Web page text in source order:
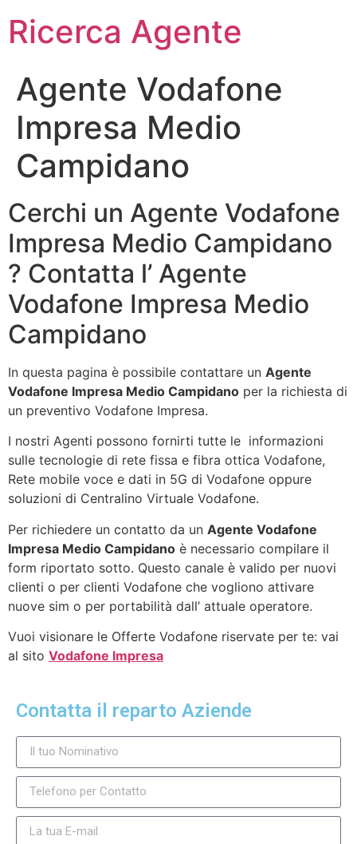
Ricerca Agente
Agente Vodafone
Impresa Medio
Campidano
Cerchi un Agente Vodafone
Impresa Medio Campidano
? Contatta l’ Agente
Vodafone Impresa Medio
Campidano
In questa pagina è possibile contattare un Agente
Vodafone Impresa Medio Campidano per la richiesta di
un preventivo Vodafone Impresa.
I nostri Agenti possono fornirti tutte le informazioni
sulle tecnologie di rete fissa e fibra ottica Vodafone,
Rete mobile voce e dati in 5G di Vodafone oppure
soluzioni di Centralino Virtuale Vodafone.
Per richiedere un contatto da un Agente Vodafone
Impresa Medio Campidano è necessario compilare il
form riportato sotto. Questo canale è valido per nuovi
clienti o per clienti Vodafone che vogliono attivare
nuove sim o per portabilità dall’ attuale operatore.
Vuoi visionare le Offerte Vodafone riservate per te: vai
al sito Vodafone Impresa
Contatta il reparto Aziende